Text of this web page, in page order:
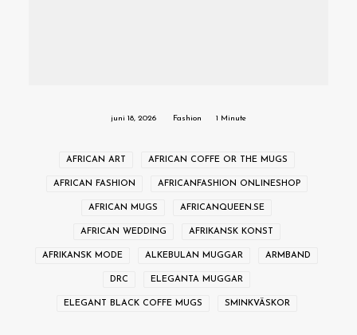
juni 18, 2026 Fashion 1 Minute
AFRICAN ART AFRICAN COFFE OR THE MUGS
AFRICAN FASHION AFRICANFASHION ONLINESHOP
AFRICAN MUGS AFRICANQUEEN.SE
AFRICAN WEDDING AFRIKANSK KONST
AFRIKANSK MODE ALKEBULAN MUGGAR ARMBAND
DRC ELEGANTA MUGGAR
ELEGANT BLACK COFFE MUGS SMINKVÄSKOR